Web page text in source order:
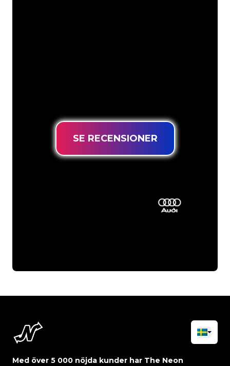
SE RECENSIONER
Med över 5 000 nöjda kunder har The Neon